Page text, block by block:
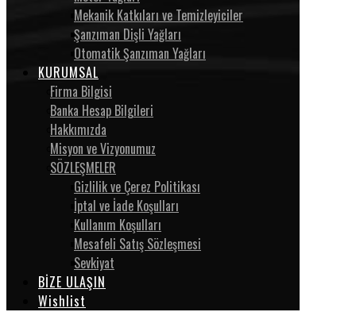
Mekanik Katkıları ve Temizleyiciler
Şanzıman Dişli Yağları
Otomatik Şanzıman Yağları
KURUMSAL
Firma Bilgisi
Banka Hesap Bilgileri
Hakkımızda
Misyon ve Vizyonumuz
SÖZLEŞMELER
Gizlilik ve Çerez Politikası
İptal ve İade Koşulları
Kullanım Koşulları
Mesafeli Satış Sözleşmesi
Sevkiyat
BİZE ULAŞIN
Wishlist